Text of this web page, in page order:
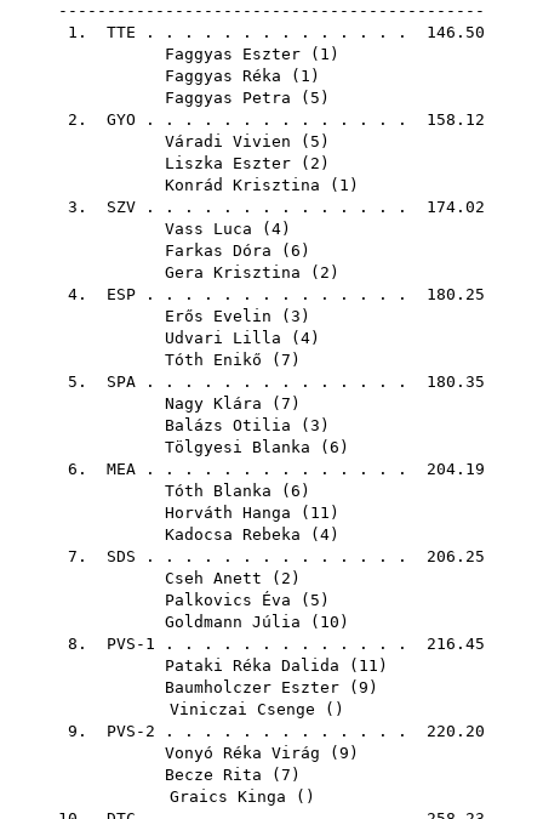
--------------------------------------------
1. TTE . . . . . . . . . . . . . . 146.50
Faggyas Eszter ( 1 )
Faggyas Réka ( 1 )
Faggyas Petra ( 5 )
2. GYO . . . . . . . . . . . . . . 158.12
Váradi Vivien ( 5 )
Liszka Eszter ( 2 )
Konrád Krisztina ( 1 )
3. SZV . . . . . . . . . . . . . . 174.02
Vass Luca ( 4)
Farkas Dóra ( 6 )
Gera Krisztina ( 2 )
4. ESP . . . . . . . . . . . . . . 180.25
Erős Evelin ( 3 )
Udvari Lilla ( 4)
Tóth Enikő ( 7 )
5. SPA . . . . . . . . . . . . . . 180.35
Nagy Klára ( 7 )
Balázs Otilia ( 3 )
Tölgyesi Blanka ( 6 )
6. MEA . . . . . . . . . . . . . . 204.19
Tóth Blanka ( 6 )
Horváth Hanga ( 11 )
Kadocsa Rebeka ( 4)
7. SDS . . . . . . . . . . . . . . 206.25
Cseh Anett ( 2 )
Palkovics Éva ( 5 )
Goldmann Júlia ( 10 )
8. PVS-1 . . . . . . . . . . . . . 216.45
Pataki Réka Dalida ( 11 )
Baumholczer Eszter ( 9 )
Viniczai Csenge ()
9. PVS-2 . . . . . . . . . . . . . 220.20
Vonyó Réka Virág ( 9 )
Becze Rita ( 7 )
Graics Kinga ()